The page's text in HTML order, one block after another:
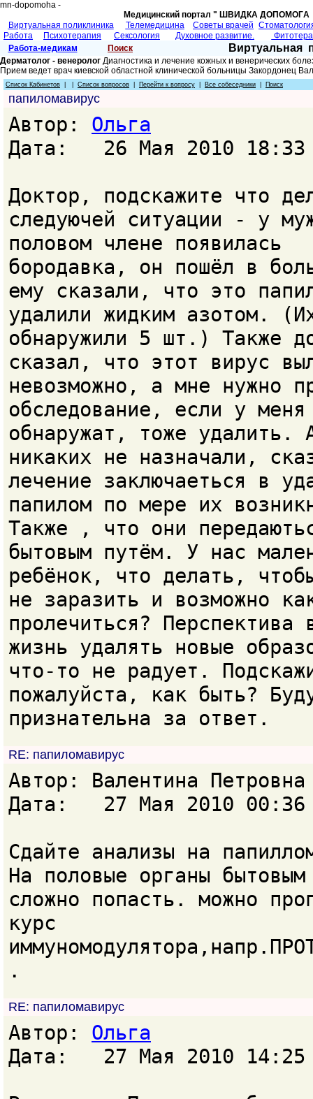
mn-dopomoha -
Медицинский портал " ШВИДКА
Виртуальная поликлиника
Телемедицина Советы врачей
Работа
Психотерапия Сексология Духовное развитие.
Работа-медикам
Поиск Виртуальная
Дерматолог - венеролог Диагностика и лечение кожных и венерических
Прием ведет врач киевской областной клинической больницы Закордонец
Список Кабинетов Список вопросов Перейти к вопросу Все собеседники Поиск
папиломавирус
Автор: Ольга
Дата: 26 Мая 2010 18:33
Доктор, подскажите что
следуючей ситуации - у
половом члене появилась
бородавка, он пошёл в
ему сказали, что это
удалили жидким азотом.
обнаружили 5 шт.) Также
сказал, что этот вирус
невозможно, а мне нужно
обследование, если у меня
обнаружат, тоже удалить.
никаких не назначали,
лечение заключаеться в
папилом по мере их
Также , что они
бытовым путём. У нас
ребёнок, что делать,
не заразить и возможно
пролечиться? Перспектива
жизнь удалять новые
что-то не радует.
пожалуйста, как быть?
признательна за ответ.
RE: папиломавирус
Автор: Валентина
Дата: 27 Мая 2010 00:36
Сдайте анализы на
На половые органы бытовым
сложно попасть. можно
курс
.
RE: папиломавирус
Автор: Ольга
Дата: 27 Мая 2010 14:25